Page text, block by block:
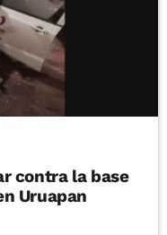
contra la base
Uruapan